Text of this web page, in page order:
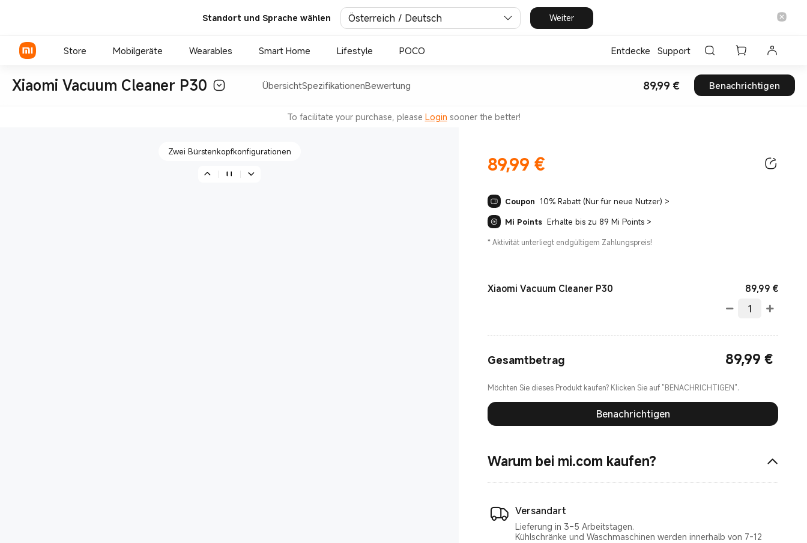
Standort und Sprache wählen Österreich / Deutsch Weiter
Store Mobilgeräte Wearables Smart Home Lifestyle POCO Entdecke Support
Xiaomi Vacuum Cleaner P30 ÜbersichtSpezifikationenBewertung 89,99 € Current Price €89.99
Benachrichtigen
To facilitate your purchase, please Login sooner the better!
Hauptgerät mit leichtem Gewicht
Zwei Bürstenkopfkonfigurationen
89,99 €
Current Price €89.99
Coupon 10% Rabatt (Nur für neue Nutzer) >
Mi Points Erhalte bis zu 89 Mi Points >
* Aktivität unterliegt endgültigem Zahlungspreis!
Xiaomi Vacuum Cleaner P30 89,99 €
Gesamtbetrag 89,99 €
Möchten Sie dieses Produkt kaufen? Klicken Sie auf "BENACHRICHTIGEN".
Benachrichtigen
Warum bei mi.com kaufen?
Versandart
Lieferung in 3–5 Arbeitstagen.
Kühlschränke und Waschmaschinen werden innerhalb von 7-12